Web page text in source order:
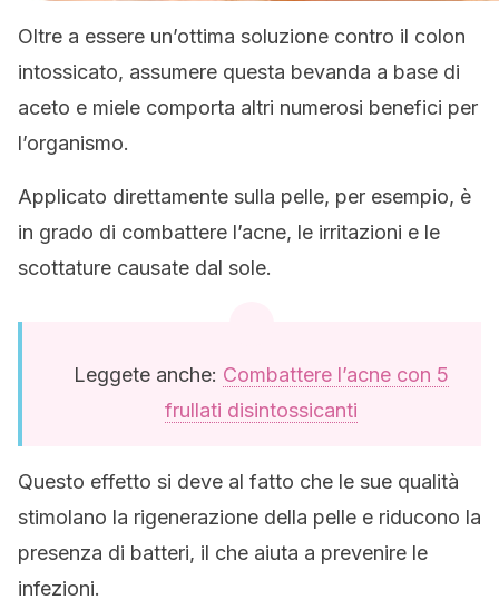
Oltre a essere un’ottima soluzione contro il colon
intossicato, assumere questa bevanda a base di
aceto e miele comporta altri numerosi benefici per
l’organismo.
Applicato direttamente sulla pelle, per esempio, è
in grado di combattere l’acne, le irritazioni e le
scottature causate dal sole.
Leggete anche: Combattere l’acne con 5
frullati disintossicanti
Questo effetto si deve al fatto che le sue qualità
stimolano la rigenerazione della pelle e riducono la
presenza di batteri, il che aiuta a prevenire le
infezioni.